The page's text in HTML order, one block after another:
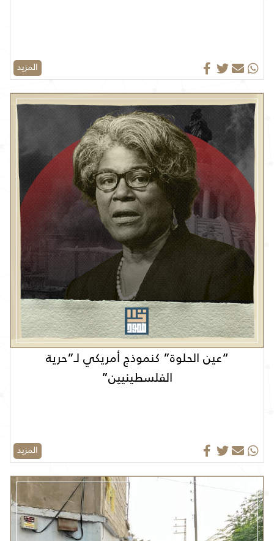
المزيد
“عين الحلوة” كنموذج أمريكي لـ”حرية
الفلسطينيين”
المزيد